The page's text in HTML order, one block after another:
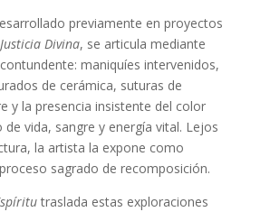
previamente en proyectos
Justicia Divina, se articula mediante
maniquíes intervenidos,
de cerámica, suturas de
y la presencia insistente del color
vida, sangre y energía vital. Lejos
la artista la expone como
sagrado de recomposición.
traslada estas exploraciones